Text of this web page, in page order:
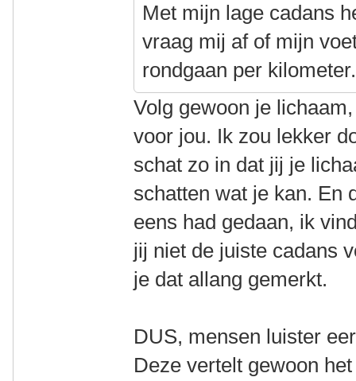
Met mijn lage cadans
vraag mij af of mijn
rondgaan per kilometer.
Volg gewoon je
voor jou. Ik zou lekker
schat zo in dat jij je
schatten wat je kan. En
eens had gedaan, ik
jij niet de juiste cadans
je dat allang gemerkt.
DUS, mensen luister
Deze vertelt gewoon